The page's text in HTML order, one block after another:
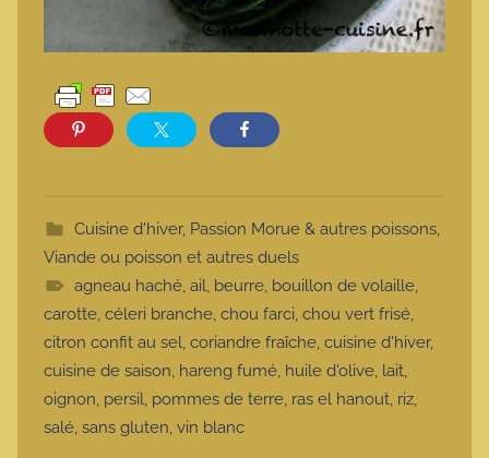
Cuisine d'hiver, Passion Morue & autres poissons,
Viande ou poisson et autres duels
agneau haché, ail, beurre, bouillon de volaille,
carotte, céleri branche, chou farci, chou vert frisé,
citron confit au sel, coriandre fraîche, cuisine d'hiver,
cuisine de saison, hareng fumé, huile d'olive, lait,
oignon, persil, pommes de terre, ras el hanout, riz,
salé, sans gluten, vin blanc